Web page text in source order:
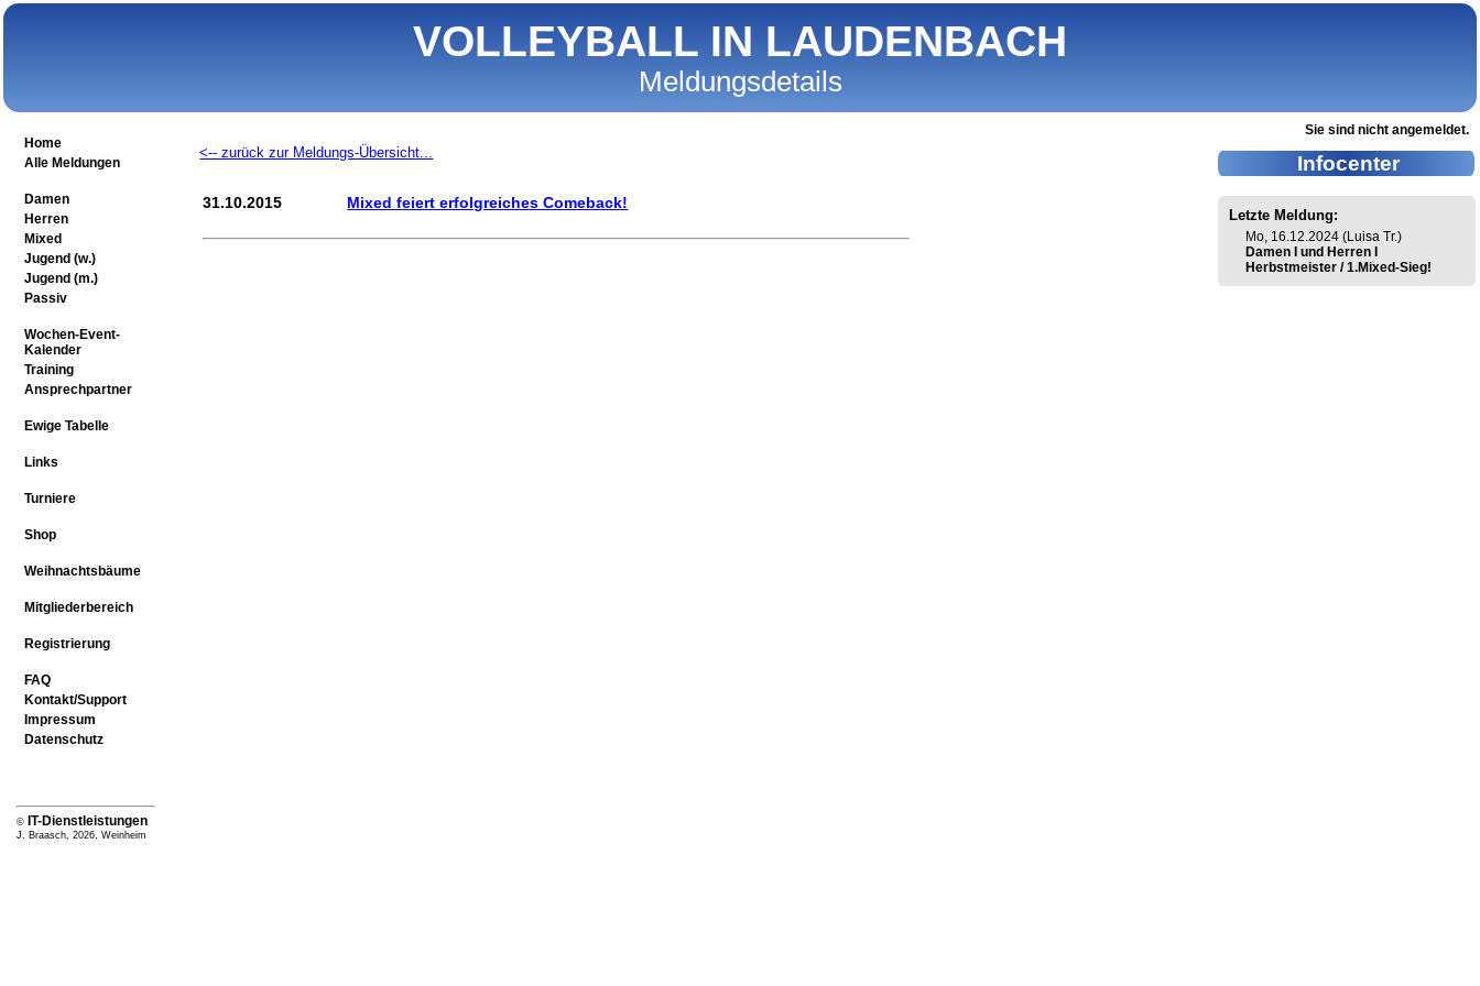
VOLLEYBALL IN LAUDENBACH
Meldungsdetails
Home
Alle Meldungen
Damen
Herren
Mixed
Jugend (w.)
Jugend (m.)
Passiv
Wochen-Event-
Kalender
Training
Ansprechpartner
Ewige Tabelle
Links
Turniere
Shop
Weihnachtsbäume
Mitgliederbereich
Registrierung
FAQ
Kontakt/Support
Impressum
Datenschutz
© IT-Dienstleistungen
J. Braasch, 2026, Weinheim
<-- zurück zur Meldungs-Übersicht...
31.10.2015 Mixed feiert erfolgreiches Comeback!
Sie sind nicht angemeldet.
Infocenter
Letzte Meldung:
Mo, 16.12.2024 (Luisa Tr.)
Damen I und Herren I
Herbstmeister / 1.Mixed-Sieg!